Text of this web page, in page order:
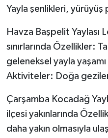
Yayla şenlikleri, yürüyüş
Havza Başpelit Yaylası
sınırlarında Özellikler:
geleneksel yayla
Aktiviteler: Doğa
Çarşamba Kocadağ
ilçesi yakınlarında
daha yakın olmasıyla